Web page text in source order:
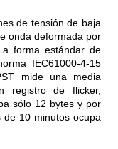
de tensión de baja
onda deformada por
forma estándar de
IEC61000-4-15
mide una media
registro de flicker,
sólo 12 bytes y por
10 minutos ocupa